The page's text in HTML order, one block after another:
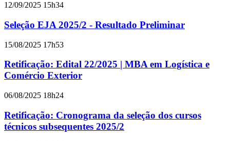
12/09/2025 15h34
Seleção EJA 2025/2 - Resultado Preliminar
15/08/2025 17h53
Retificação: Edital 22/2025 | MBA em Logística e
Comércio Exterior
06/08/2025 18h24
Retificação: Cronograma da seleção dos cursos
técnicos subsequentes 2025/2